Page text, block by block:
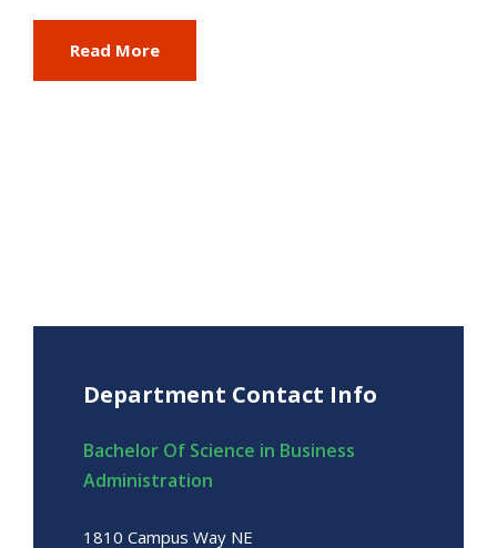
Read More
Department Contact Info
Bachelor Of Science in Business
Administration
1810 Campus Way NE